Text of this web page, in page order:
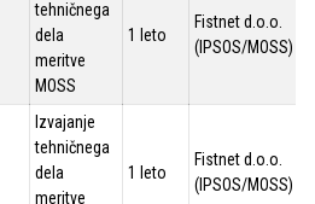
tehničnega
dela
meritve
MOSS
1 leto
Fistnet d.o.o.
(IPSOS/MOSS)
Izvajanje
tehničnega
dela
meritve
1 leto
Fistnet d.o.o.
(IPSOS/MOSS)